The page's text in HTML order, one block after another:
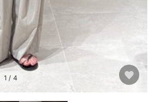
1 / 4